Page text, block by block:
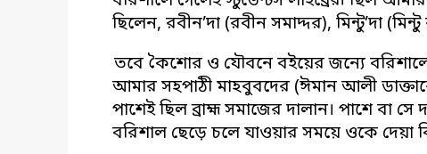
ছিলেন, রবীন’দা (রবীন সমাদ্দর), মিন্টু’দা
তবে কৈশোর ও যৌবনে বইয়ের জন্যে বরিশালে
আমার সহপাঠী মাহবুবদের (ঈমান আলী
পাশেই ছিল ব্রাহ্ম সমাজের দালান। পাশে বা
বরিশাল ছেড়ে চলে যাওয়ার সময়ে ওকে দেয়া